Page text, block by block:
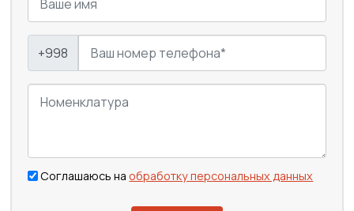
+998
Соглашаюсь наобработку персональных данных